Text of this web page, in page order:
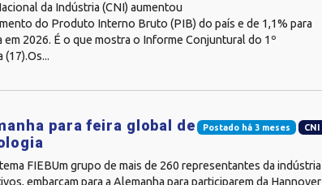
da Indústria (CNI) aumentou
do Produto Interno Bruto (PIB) do país e de 1,1% para
em 2026. É o que mostra o Informe Conjuntural do 1º
Postado há 3 meses CNI
para feira global de
FIEBUm grupo de mais de 260 representantes da indústria
embarcam para a Alemanha para participarem da Hannover